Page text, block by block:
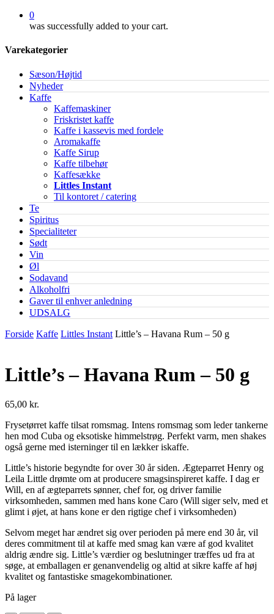
0
was successfully added to your cart.
Varekategorier
Sæson/Højtid
Nyheder
Kaffe
Kaffemaskiner
Friskristet kaffe
Kaffe i kassevis med fordele
Aromakaffe
Kaffe Sirup
Kaffe tilbehør
Kaffesække
Littles Instant
Til kontoret / catering
Te
Spiritus
Specialiteter
Sødt
Vin
Øl
Sodavand
Alkoholfri
Gaver til enhver anledning
UDSALG
Forside Kaffe Littles Instant Little’s – Havana Rum – 50 g
Little’s – Havana Rum – 50 g
65,00 kr.
Frysetørret kaffe tilsat romsmag. Intens romsmag som leder tankerne
hen mod Cuba og eksotiske himmelstrøg. Perfekt varm, men shakes
også gerne med isterninger til en lækker iskaffe.
Little’s historie begyndte for over 30 år siden. Ægteparret Henry og
Leila Little drømte om at producere smagsinspireret kaffe. I dag er
Will, en af ægteparrets sønner, chef for, og driver familie
virksomheden, sammen med hans kone Caro (Will siger selv, med et
glimt i øjet, at hans kone er den rigtige chef i virksomheden)
Selvom meget har ændret sig over perioden på mere end 30 år, vil
deres commitment til at kaffe med smag kan være af god kvalitet
aldrig ændre sig. Little’s værdier og beslutninger træffes ud fra at
søge, at emballagen er genanvendelig og altid at sikre kaffe af høj
kvalitet og fantastiske smagekombinationer.
På lager